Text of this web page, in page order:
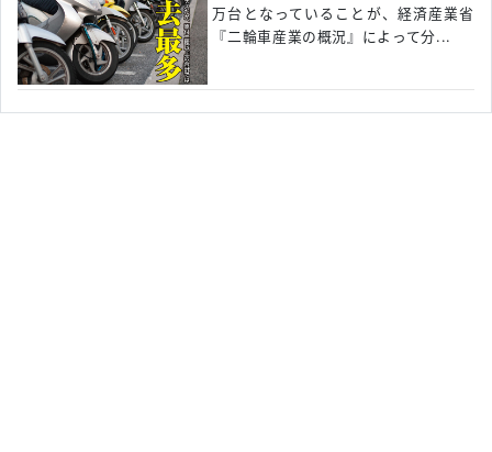
万台となっていることが、経済産業省
『二輪車産業の概況』によって分...